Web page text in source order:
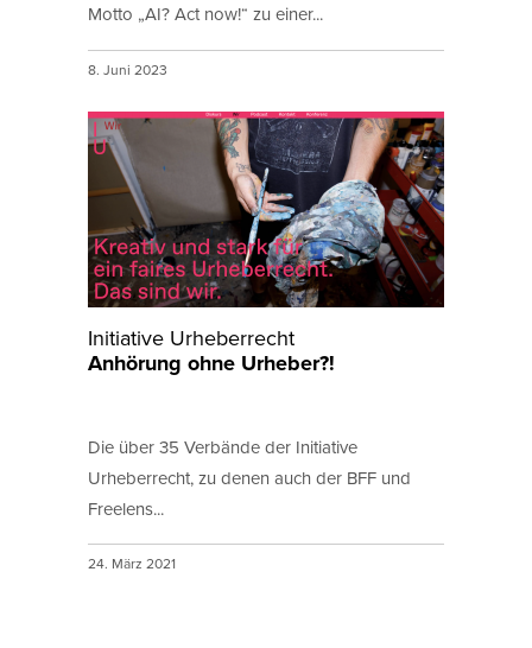
Motto „AI? Act now!“ zu einer...
8. Juni 2023
Initiative Urheberrecht
Anhörung ohne Urheber?!
Die über 35 Verbände der Initiative
Urheberrecht, zu denen auch der BFF und
Freelens...
24. März 2021